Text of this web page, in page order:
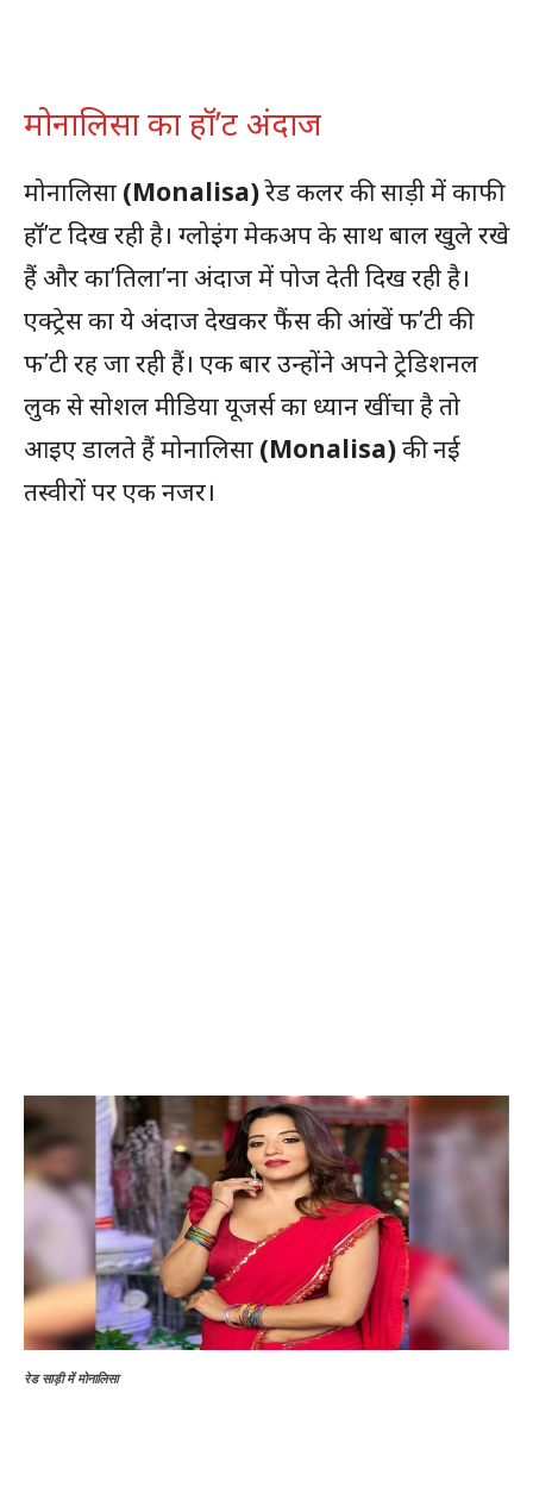
मोनालिसा का हॉ’ट अंदाज
मोनालिसा (Monalisa)रेड कलर की साड़ी में काफी
हॉ’ट दिख रही है। ग्लोइंग मेकअप के साथ बाल खुले रखे
हैं और का’तिला’ना अंदाज में पोज देती दिख रही है।
एक्ट्रेस का ये अंदाज देखकर फैंस की आंखें फ’टी की
फ’टी रह जा रही हैं। एक बार उन्होंने अपने ट्रेडिशनल
लुक से सोशल मीडिया यूजर्स का ध्यान खींचा है तो
आइए डालते हैं मोनालिसा (Monalisa)की नई
तस्वीरों पर एक नजर।
रेड साड़ी में मोनालिसा